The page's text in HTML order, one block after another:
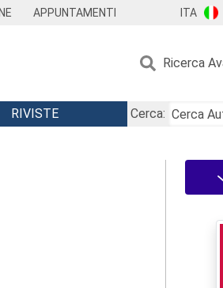
APPUNTAMENTI ITA
Ricerca
RIVISTE
Cerca: